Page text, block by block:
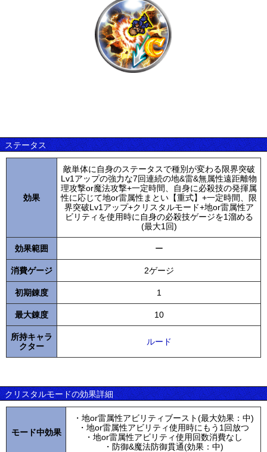
ステータス
効果
敵単体に自身のステータスで種別が変わる限界突破
Lv1アップの強力な7回連続の地&雷&無属性遠距離物
理攻撃or魔法攻撃+一定時間、自身に必殺技の発揮属
性に応じて地or雷属性まとい【重式】+一定時間、限
界突破Lv1アップ+クリスタルモード+地or雷属性ア
ビリティを使用時に自身の必殺技ゲージを1溜める
(最大1回)
効果範囲 ー
消費ゲージ 2ゲージ
初期錬度 1
最大錬度 10
所持キャラ
クター
ルード
クリスタルモードの効果詳細
モード中効果
・地or雷属性アビリティブースト(最大効果：中)
・地or雷属性アビリティ使用時にもう1回放つ
・地or雷属性アビリティ使用回数消費なし
・防御&魔法防御貫通(効果：中)